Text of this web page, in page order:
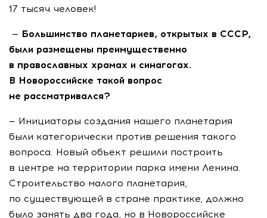
17 тысяч человек!
— Большинство планетариев, открытых в СССР,
были размещены преимущественно
в православных храмах и синагогах.
В Новороссийске такой вопрос
не рассматривался?
— Инициаторы создания нашего планетария
были категорически против решения такого
вопроса. Новый объект решили построить
в центре на территории парка имени Ленина.
Строительство малого планетария,
по существующей в стране практике, должно
было занять два года, но в Новороссийске